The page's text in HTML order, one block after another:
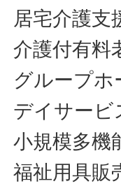
居宅介護支
介護付有料
グループホ
デイサービ
小規模多機
福祉用具販